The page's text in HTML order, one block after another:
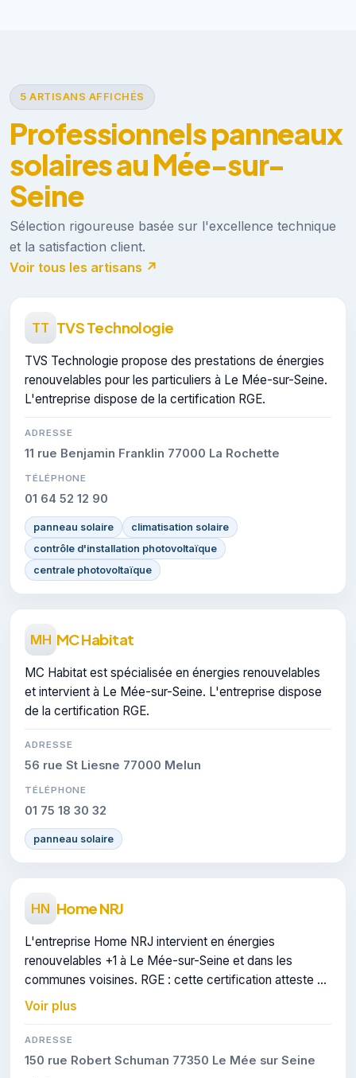
5 ARTISANS AFFICHÉS
Professionnels panneaux
solaires au Mée-sur-
Seine
Sélection rigoureuse basée sur l'excellence technique
et la satisfaction client.
Voir tous les artisans ↗
TT TVS Technologie
TVS Technologie propose des prestations de énergies
renouvelables pour les particuliers à Le Mée-sur-Seine.
L'entreprise dispose de la certification RGE.
ADRESSE
11 rue Benjamin Franklin 77000 La Rochette
TÉLÉPHONE
01 64 52 12 90
panneau solaire
climatisation solaire
contrôle d'installation photovoltaïque
centrale photovoltaïque
MH MC Habitat
MC Habitat est spécialisée en énergies renouvelables
et intervient à Le Mée-sur-Seine. L'entreprise dispose
de la certification RGE.
ADRESSE
56 rue St Liesne 77000 Melun
TÉLÉPHONE
01 75 18 30 32
panneau solaire
HN Home NRJ
L'entreprise Home NRJ intervient en énergies
renouvelables +1 à Le Mée-sur-Seine et dans les
communes voisines. RGE : cette certification atteste du
savoir-faire de l'entreprise.
Voir plus
ADRESSE
150 rue Robert Schuman 77350 Le Mée sur Seine